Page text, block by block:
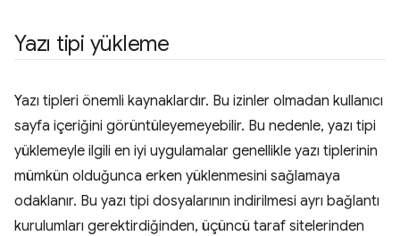
Yazı tipi yükleme
Yazı tipleri önemli kaynaklardır. Bu izinler olmadan kullanıcı
sayfa içeriğini görüntüleyemeyebilir. Bu nedenle, yazı tipi
yüklemeyle ilgili en iyi uygulamalar genellikle yazı tiplerinin
mümkün olduğunca erken yüklenmesini sağlamaya
odaklanır. Bu yazı tipi dosyalarının indirilmesi ayrı bağlantı
kurulumları gerektirdiğinden, üçüncü taraf sitelerinden